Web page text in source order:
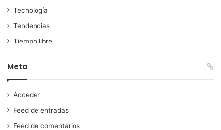
Tecnología
Tendencias
Tiempo libre
Meta
Acceder
Feed de entradas
Feed de comentarios